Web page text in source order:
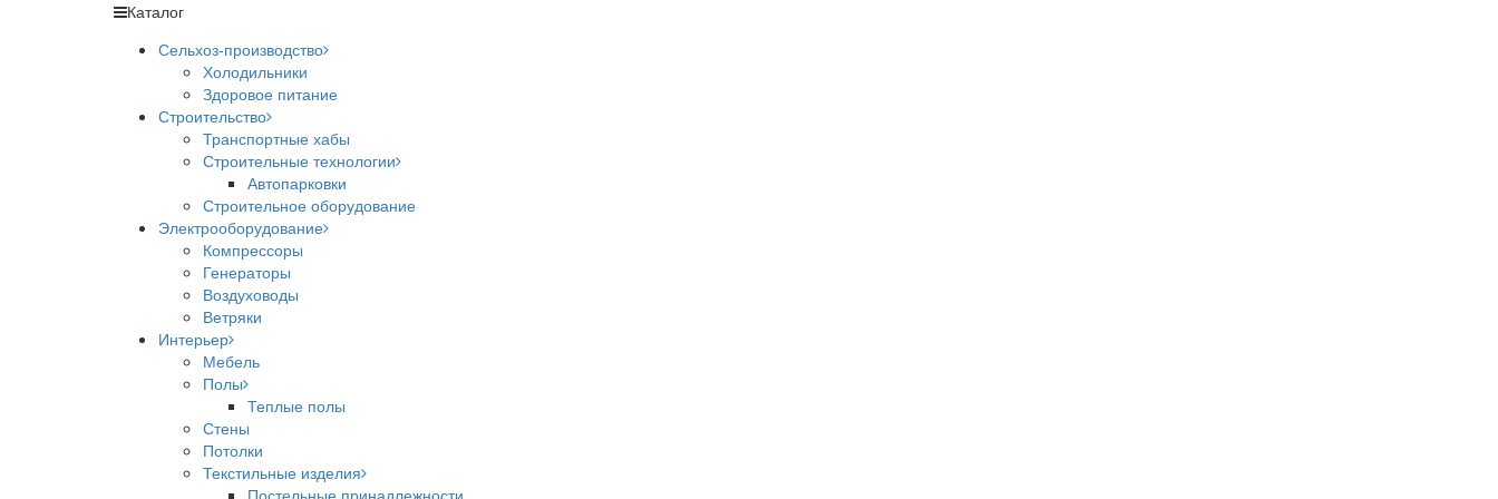
Каталог
Сельхоз-производство
Холодильники
Здоровое питание
Строительство
Транспортные хабы
Строительные технологии
Автопарковки
Строительное оборудование
Электрооборудование
Компрессоры
Генераторы
Воздуховоды
Ветряки
Интерьер
Мебель
Полы
Теплые полы
Стены
Потолки
Текстильные изделия
Постельные принадлежности